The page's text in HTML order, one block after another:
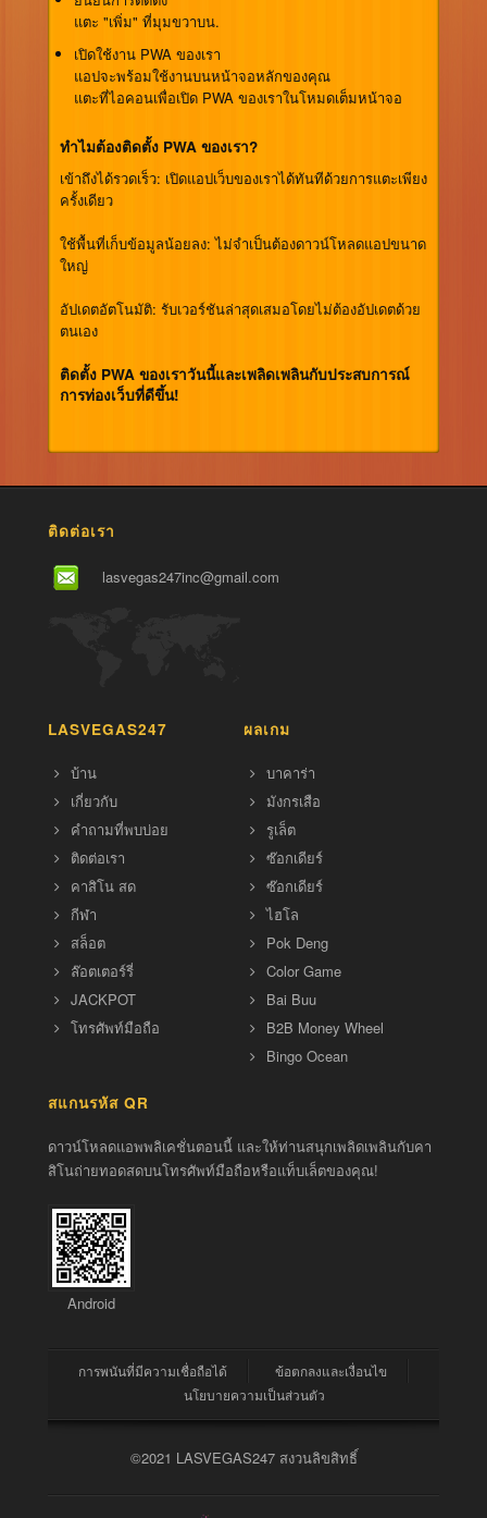
แตะ "เพิ่ม" ที่มุมขวาบน.
เปิดใช้งาน PWA ของเรา
แอปจะพร้อมใช้งานบนหน้าจอหลักของคุณ
แตะที่ไอคอนเพื่อเปิด PWA ของเราในโหมดเต็มหน้าจอ
ทำไมต้องติดตั้ง PWA ของเรา?
เข้าถึงได้รวดเร็ว: เปิดแอปเว็บของเราได้ทันทีด้วยการแตะเพียง
ครั้งเดียว
ใช้พื้นที่เก็บข้อมูลน้อยลง: ไม่จำเป็นต้องดาวน์โหลดแอปขนาด
ใหญ่
อัปเดตอัตโนมัติ: รับเวอร์ชันล่าสุดเสมอโดยไม่ต้องอัปเดตด้วย
ตนเอง
ติดตั้ง PWA ของเราวันนี้และเพลิดเพลินกับประสบการณ์
การท่องเว็บที่ดีขึ้น!
ติดต่อเรา
lasvegas247inc@gmail.com
LASVEGAS247
บ้าน
เกี่ยวกับ
คำถามที่พบบ่อย
ติดต่อเรา
คาสิโน สด
กีฬา
สล็อต
ล๊อตเตอร์รี่
JACKPOT
โทรศัพท์มือถือ
ผลเกม
บาคาร่า
มังกรเสือ
รูเล็ต
ซ๊อกเดียร์
ซ๊อกเดียร์
ไฮโล
Pok Deng
Color Game
Bai Buu
B2B Money Wheel
Bingo Ocean
สแกนรหัส QR
ดาวน์โหลดแอพพลิเคชั่นตอนนี้ และให้ท่านสนุกเพลิดเพลินกับคา
สิโนถ่ายทอดสดบนโทรศัพท์มือถือหรือแท็บเล็ตของคุณ!
Android
การพนันที่มีความเชื่อถือได้
ข้อตกลงและเงื่อนไข
นโยบายความเป็นส่วนตัว
©2021 LASVEGAS247 สงวนลิขสิทธิ์